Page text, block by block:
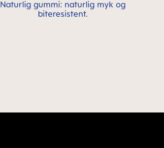
Naturlig gummi: naturlig myk og
biteresistent.